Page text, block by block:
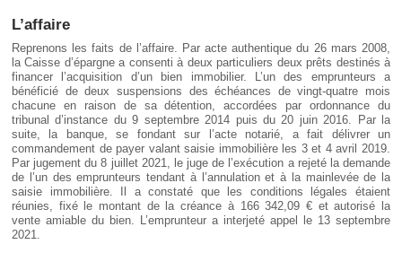
L’affaire
Reprenons les faits de l’affaire. Par acte authentique du 26 mars 2008,
la Caisse d’épargne a consenti à deux particuliers deux prêts destinés à
financer l’acquisition d’un bien immobilier. L’un des emprunteurs a
bénéficié de deux suspensions des échéances de vingt-quatre mois
chacune en raison de sa détention, accordées par ordonnance du
tribunal d’instance du 9 septembre 2014 puis du 20 juin 2016. Par la
suite, la banque, se fondant sur l’acte notarié, a fait délivrer un
commandement de payer valant saisie immobilière les 3 et 4 avril 2019.
Par jugement du 8 juillet 2021, le juge de l’exécution a rejeté la demande
de l’un des emprunteurs tendant à l’annulation et à la mainlevée de la
saisie immobilière. Il a constaté que les conditions légales étaient
réunies, fixé le montant de la créance à 166 342,09 € et autorisé la
vente amiable du bien. L’emprunteur a interjeté appel le 13 septembre
2021.